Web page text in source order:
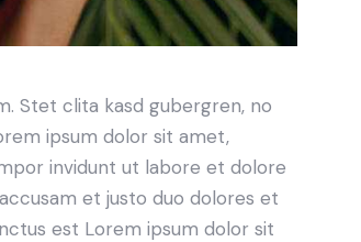
Stet clita kasd gubergren, no
ipsum dolor sit amet,
invidunt ut labore et dolore
et justo duo dolores et
est Lorem ipsum dolor sit